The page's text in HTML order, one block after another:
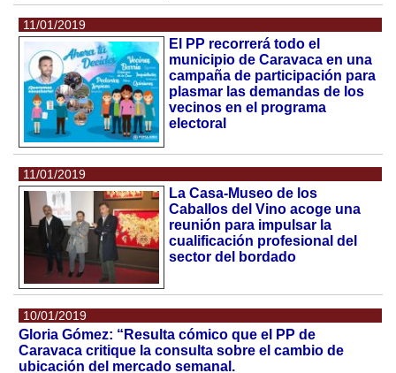
11/01/2019
El PP recorrerá todo el
municipio de Caravaca en una
campaña de participación para
plasmar las demandas de los
vecinos en el programa
electoral
11/01/2019
La Casa-Museo de los
Caballos del Vino acoge una
reunión para impulsar la
cualificación profesional del
sector del bordado
10/01/2019
Gloria Gómez: “Resulta cómico que el PP de
Caravaca critique la consulta sobre el cambio de
ubicación del mercado semanal.